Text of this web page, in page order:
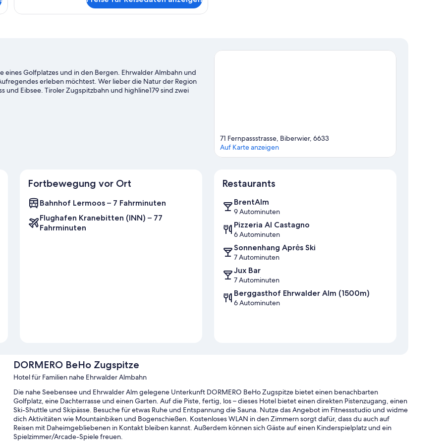
eines Golfplatzes und in den Bergen. Ehrwalder Almbahn und
erleben möchtest. Wer lieber die Natur der Region
und Eibsee. Tiroler Zugspitzbahn und highline179 sind zwei
beim Jagen und beim Bergsteigen sind dir
71 Fernpassstrasse, Biberwier, 6633
Auf Karte anzeigen
Fortbewegung vor Ort
Bahnhof Lermoos – 7 Fahrminuten
Flughafen Kranebitten (INN) – 77
Fahrminuten
Restaurants
BrentAlm
9 Autominuten
Pizzeria Al Castagno
6 Autominuten
Sonnenhang Aprės Ski
7 Autominuten
Jux Bar
7 Autominuten
Berggasthof Ehrwalder Alm (1500m)
6 Autominuten
DORMERO BeHo Zugspitze
Hotel für Familien nahe Ehrwalder Almbahn
Die nahe Seebensee und Ehrwalder Alm gelegene Unterkunft DORMERO BeHo Zugspitze bietet einen benachbarten
Golfplatz, eine Dachterrasse und einen Garten. Auf die Piste, fertig, los – dieses Hotel bietet einen direkten Pistenzugang, einen
Ski-Shuttle und Skipässe. Besuche für etwas Ruhe und Entspannung die Sauna. Nutze das Angebot im Fitnessstudio und widme
dich Aktivitäten wie Mountainbiken und Bogenschießen. Kostenloses WLAN in den Zimmern sorgt dafür, dass du auch auf
Reisen mit Daheimgebliebenen in Kontakt bleiben kannst. Außerdem können sich Gäste auf einen Kinderspielplatz und ein
Spielzimmer/Arcade-Spiele freuen.